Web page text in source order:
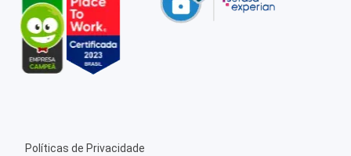
Políticas de Privacidade